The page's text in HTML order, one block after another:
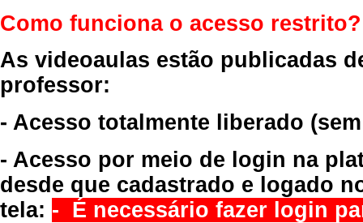
Como funciona o acesso restrito?
As videoaulas estão publicadas
professor:
- Acesso totalmente liberado
- Acesso por meio de login na
desde que cadastrado e logado
tela: - É necessário fazer login